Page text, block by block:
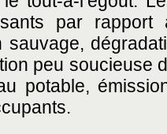
par rapport
sauvage,
peu soucieuse
potable,